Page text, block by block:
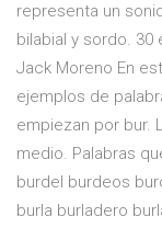
representa un
bilabial y sordo.
Jack Moreno En
ejemplos de
empiezan por bur.
medio. Palabras
burdel burdeos
burla burladero